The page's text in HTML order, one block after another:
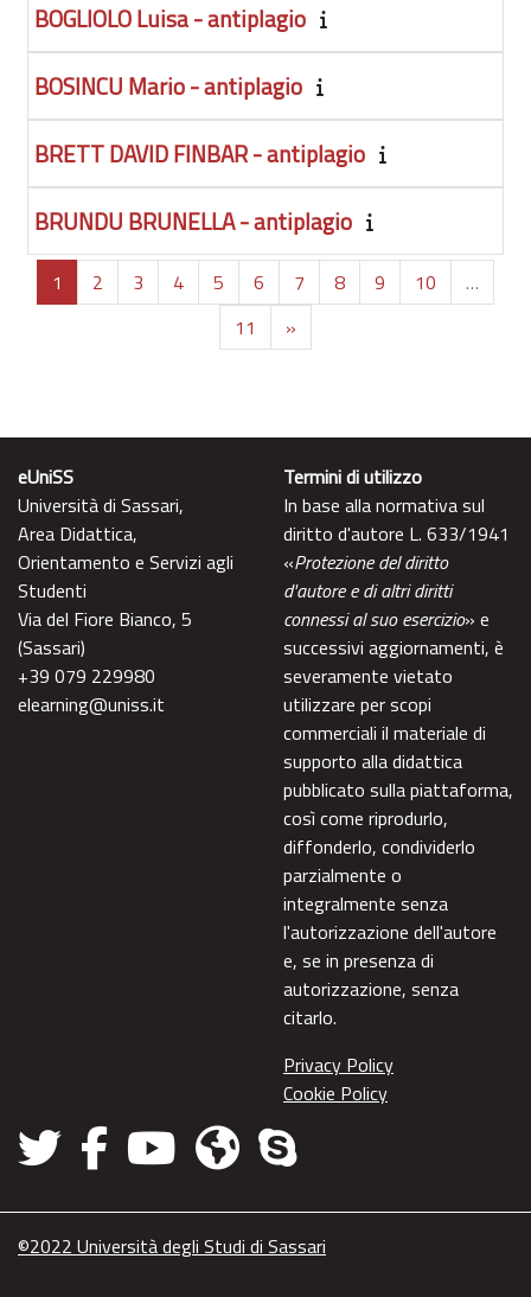
BOGLIOLO Luisa - antiplagio
BOSINCU Mario - antiplagio
BRETT DAVID FINBAR - antiplagio
BRUNDU BRUNELLA - antiplagio
1 Page 1
2 Page 2
3 Page 3
4Page 4
5 Page 5
6 Page 6
7 Page 7
8Page 8
9 Page 9
10 Page 10
…
11 Page 11
»Page suivante
eUniSS
Università di Sassari,
Area Didattica,
Orientamento e Servizi agli
Studenti
Via del Fiore Bianco, 5
(Sassari)
+39 079 229980
elearning@uniss.it
Termini di utilizzo
In base alla normativa sul
diritto d'autore L. 633/1941
«Protezione del diritto
d'autore e di altri diritti
connessi al suo esercizio» e
successivi aggiornamenti, è
severamente vietato
utilizzare per scopi
commerciali il materiale di
supporto alla didattica
pubblicato sulla piattaforma,
così come riprodurlo,
diffonderlo, condividerlo
parzialmente o
integralmente senza
l'autorizzazione dell'autore
e, se in presenza di
autorizzazione, senza
citarlo.
Privacy Policy
Cookie Policy
©2022 Università degli Studi di Sassari